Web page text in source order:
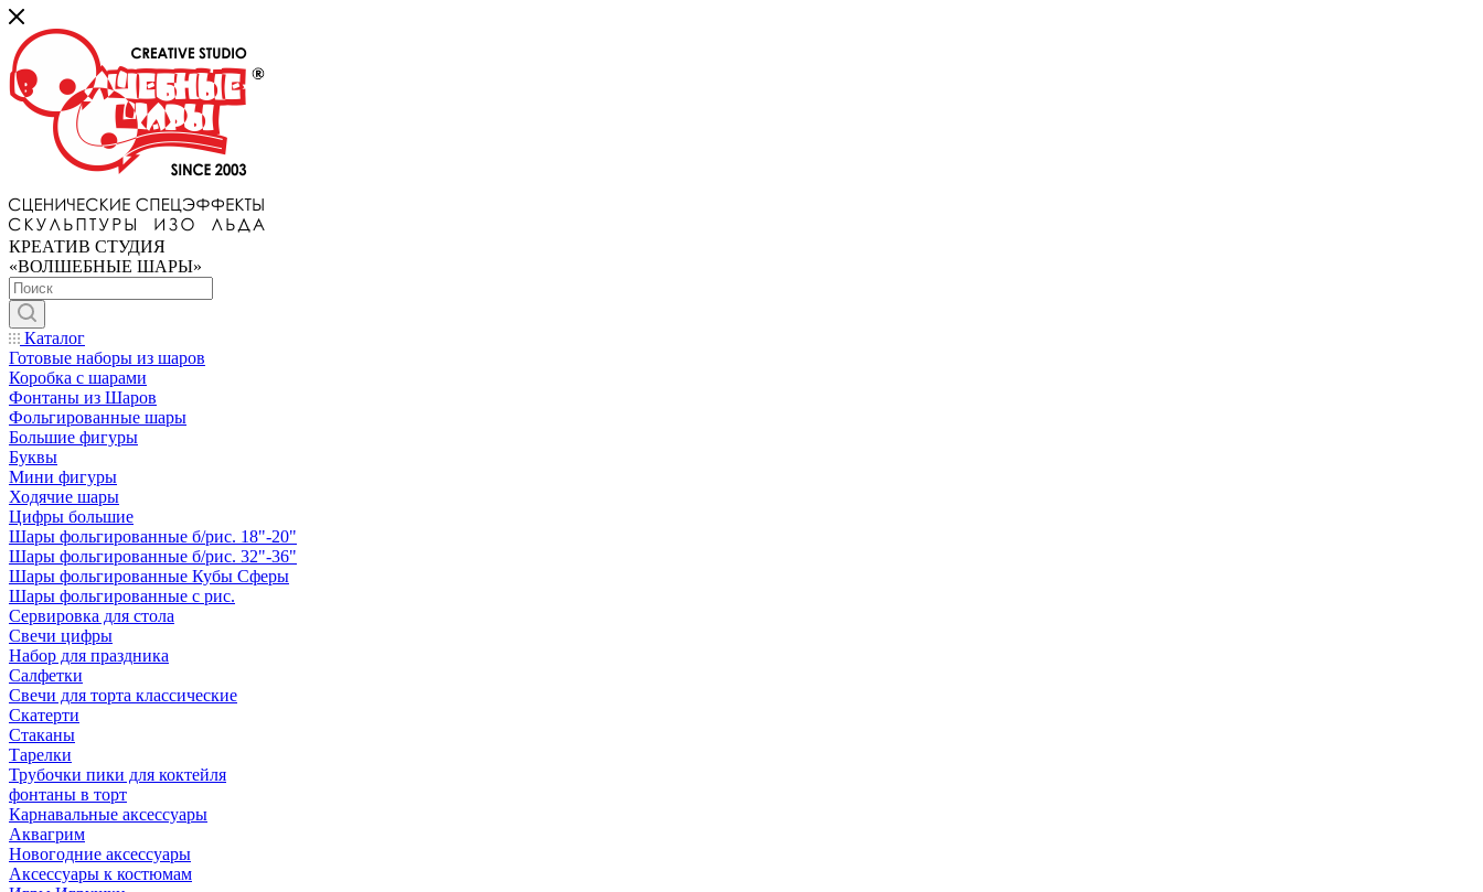
КРЕАТИВ СТУДИЯ
«ВОЛШЕБНЫЕ ШАРЫ»
Каталог
Готовые наборы из шаров
Коробка с шарами
Фонтаны из Шаров
Фольгированные шары
Большие фигуры
Буквы
Мини фигуры
Ходячие шары
Цифры большие
Шары фольгированные б/рис. 18"-20"
Шары фольгированные б/рис. 32"-36"
Шары фольгированные Кубы Сферы
Шары фольгированные с рис.
Сервировка для стола
Свечи цифры
Набор для праздника
Салфетки
Свечи для торта классические
Скатерти
Стаканы
Тарелки
Трубочки пики для коктейля
фонтаны в торт
Карнавальные аксессуары
Аквагрим
Новогодние аксессуары
Аксессуары к костюмам